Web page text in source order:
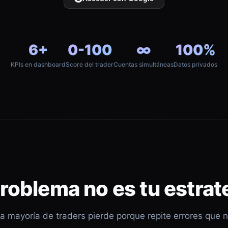
6+
KPIs en dashboard
0-100
Score del trader
∞
Cuentas simultáneas
100%
Datos privados
no es tu
mayoría de traders pierde porque repite errores que